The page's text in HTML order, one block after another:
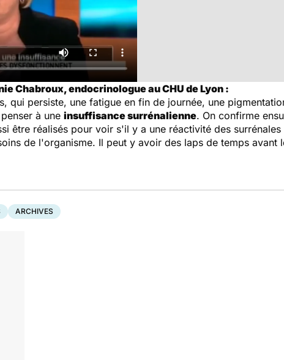
Chabroux, endocrinologue au CHU de Lyon :
qui persiste, une fatigue en fin de journée, une
à une insuffisance surrénalienne. On confirme
être réalisés pour voir s'il y a une réactivité des
de l'organisme. Il peut y avoir des laps de temps avant
ARCHIVES